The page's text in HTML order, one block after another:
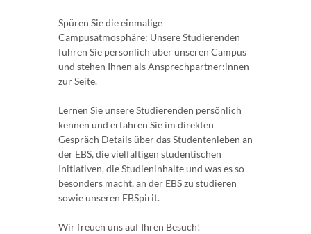
Spüren Sie die einmalige
Campusatmosphäre: Unsere Studierenden
führen Sie persönlich über unseren Campus
und stehen Ihnen als Ansprechpartner:innen
zur Seite.
Lernen Sie unsere Studierenden persönlich
kennen und erfahren Sie im direkten
Gespräch Details über das Studentenleben an
der EBS, die vielfältigen studentischen
Initiativen, die Studieninhalte und was es so
besonders macht, an der EBS zu studieren
sowie unseren EBSpirit.
Wir freuen uns auf Ihren Besuch!